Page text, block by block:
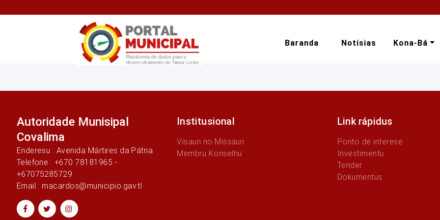
Baranda Notísias Kona-Bá
Autoridade Munisipal
Covalima
Enderesu : Avenida Mártires da Pátria
Telefone : +670 78181965 -
+67075285729
Email : macardos@municipio.gav.tl
Institusional
Visaun no Missaun
Membru Konselhu
Link rápidus
Ponto de interese
Investimentu
Tender
Dokumentus